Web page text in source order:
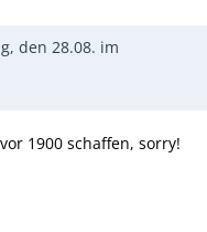
den 28.08. im
1900 schaffen, sorry!